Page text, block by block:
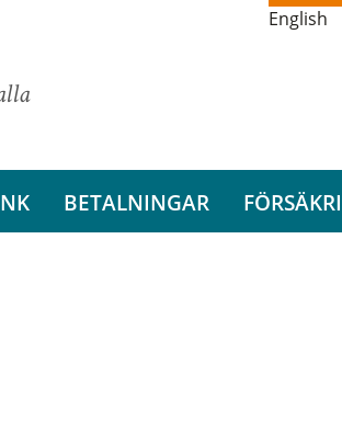
English
BETALNINGAR